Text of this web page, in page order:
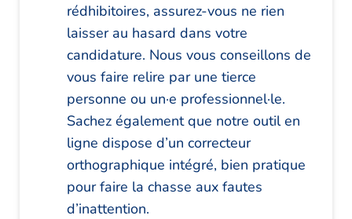
rédhibitoires, assurez-vous ne rien
laisser au hasard dans votre
candidature. Nous vous conseillons de
vous faire relire par une tierce
personne ou un·e professionnel·le.
Sachez également que notre outil en
ligne dispose d’un correcteur
orthographique intégré, bien pratique
pour faire la chasse aux fautes
d’inattention.